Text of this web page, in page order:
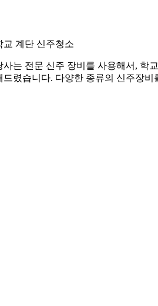
교 계단 신주청소
사는 전문 신주 장비를 사용해서, 학
드렸습니다. 다양한 종류의 신주장비